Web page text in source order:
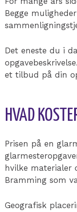
Begge
Det eneste du i
et tilbud på din
HVAD
Prisen på en
hvilke materialer
Bramming som
Geografisk